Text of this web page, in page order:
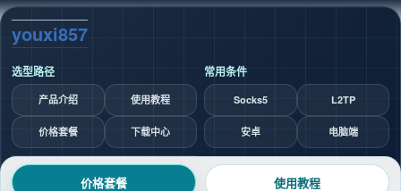
价格套餐 使用教程
youxi857
选型路径
产品介绍 使用教程
价格套餐 下载中心
常用条件
Socks5 L2TP
安卓 电脑端
2026 © youxi857 代理 IP 选型指南